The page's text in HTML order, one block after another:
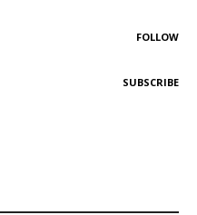
FOLLOW
SUBSCRIBE